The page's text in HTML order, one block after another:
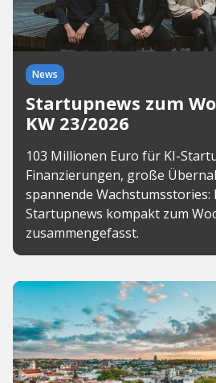
News
Startupnews zum
KW 23/2026
103 Millionen Euro für KI-
Finanzierungen, große
spannende Wachstumsstories:
Startupnews kompakt zum
zusammengefasst.